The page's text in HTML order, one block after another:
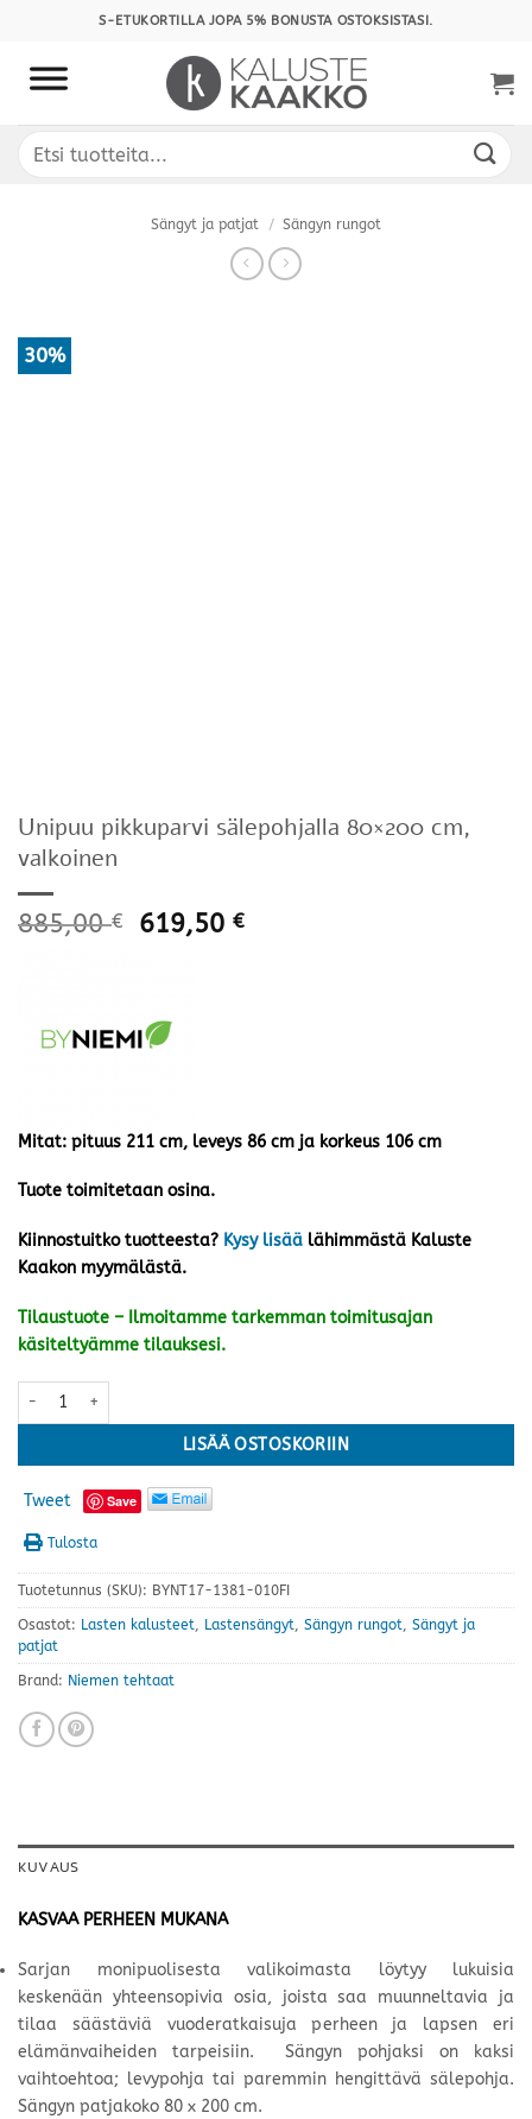
content
S-ETUKORTILLA JOPA 5% BONUSTA OSTOKSISTASI.
Etsi:
Sängyt ja patjat / Sängyn rungot
30%
Unipuu pikkuparvi sälepohjalla 80×200 cm,
valkoinen
885,00€ 619,50€
Mitat: pituus 211 cm, leveys 86 cm ja korkeus 106 cm
Tuote toimitetaan osina.
Kiinnostuitko tuotteesta? Kysy lisää lähimmästä Kaluste
Kaakon myymälästä.
Tilaustuote – Ilmoitamme tarkemman toimitusajan
käsiteltyämme tilauksesi.
Unipuu pikkuparvi sälepohjalla 80x200 cm, valkoinen määrä
LISÄÄ OSTOSKORIIN
Tweet Save
Tulosta
Tuotetunnus (SKU): BYNT17-1381-010FI
Osastot: Lasten kalusteet, Lastensängyt, Sängyn rungot, Sängyt ja
patjat
Brand: Niemen tehtaat
KUVAUS
KASVAA PERHEEN MUKANA
Sarjan monipuolisesta valikoimasta löytyy lukuisia
keskenään yhteensopivia osia, joista saa muunneltavia ja
tilaa säästäviä vuoderatkaisuja perheen ja lapsen eri
elämänvaiheiden tarpeisiin. Sängyn pohjaksi on kaksi
vaihtoehtoa; levypohja tai paremmin hengittävä sälepohja.
Sängyn patjakoko 80 x 200 cm.